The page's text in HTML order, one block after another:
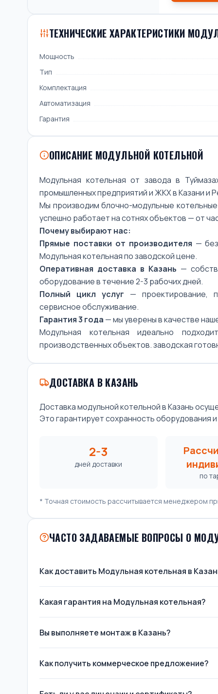
ТЕХНИЧЕСКИЕ ХАРАКТЕРИСТИКИ
Мощность
Тип
Комплектация
Автоматизация
Гарантия
ОПИСАНИЕ МОДУЛЬНОЙ КОТЕЛЬНОЙ
Модульная котельная от завода в
промышленных предприятий и ЖКХ в Казани и
Мы производим блочно-модульные
успешно работает на сотнях объектов — от
Почему выбирают нас:
Прямые поставки от производителя —
Модульная котельная по заводской цене.
Оперативная доставка в Казань —
оборудование в течение 2-3 рабочих дней.
Полный цикл услуг — проектирование,
сервисное обслуживание.
Гарантия 3 года — мы уверены в качестве
Модульная котельная идеально
производственных объектов. заводская
ДОСТАВКА В КАЗАНЬ
Доставка модульной котельной в Казань
Это гарантирует сохранность оборудования
2-3
дней доставки
по
* Точная стоимость рассчитывается менеджером
ЧАСТО ЗАДАВАЕМЫЕ ВОПРОСЫ О
Как доставить Модульная котельная в
Какая гарантия на Модульная котельная?
Вы выполняете монтаж в Казань?
Как получить коммерческое предложение?